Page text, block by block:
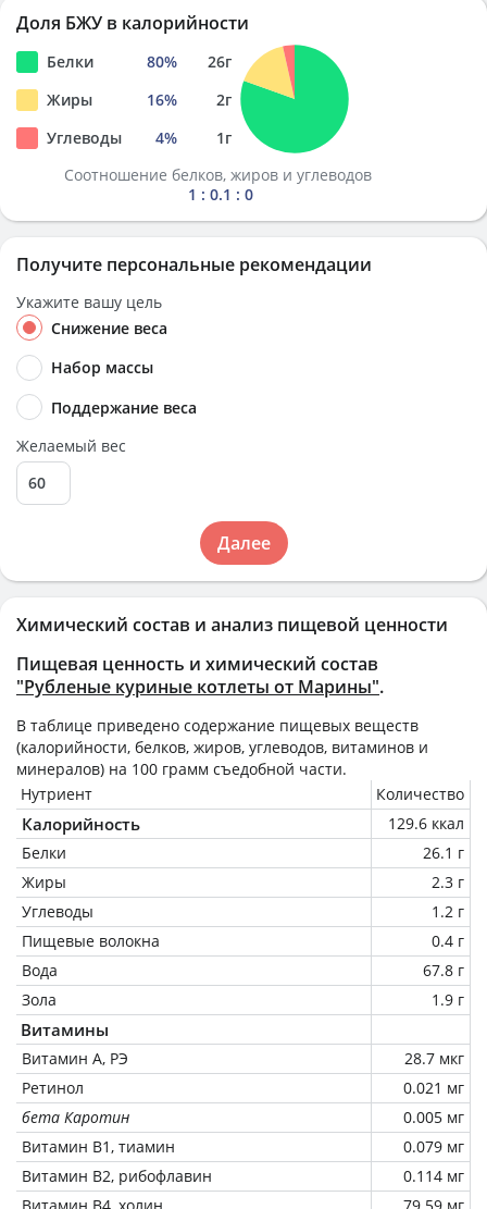
Химический состав и анализ пищевой ценности
Пищевая ценность и химический состав
"Рубленые куриные котлеты от Марины".
В таблице приведено содержание пищевых веществ
(калорийности, белков, жиров, углеводов, витаминов и
минералов) на 100 грамм съедобной части.
Нутриент
Количество
Калорийность
129.6 ккал
Белки
26.1 г
Жиры
2.3 г
Углеводы
1.2 г
Пищевые волокна
0.4 г
Вода
67.8 г
Зола
1.9 г
Витамины
Витамин А, РЭ
28.7 мкг
Ретинол
0.021 мг
бета Каротин
0.005 мг
Витамин В1, тиамин
0.079 мг
Витамин В2, рибофлавин
0.114 мг
Доля БЖУ в калорийности
Белки 80% 26г
Жиры
16% 2г
Углеводы
4% 1г
Соотношение белков, жиров и углеводов
1 : 0.1 : 0
Получите персональные рекомендации
Укажите вашу цель
Снижение веса
Набор массы
Поддержание веса
Желаемый вес
Далее